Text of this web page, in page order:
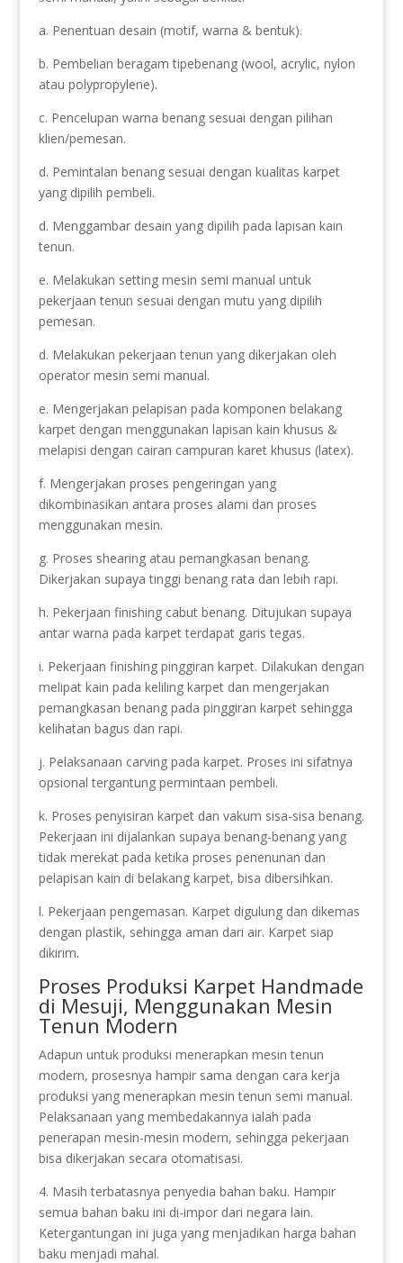
a. Penentuan desain (motif, warna & bentuk).
b. Pembelian beragam tipebenang (wool, acrylic, nylon
atau polypropylene).
c. Pencelupan warna benang sesuai dengan pilihan
klien/pemesan.
d. Pemintalan benang sesuai dengan kualitas karpet
yang dipilih pembeli.
d. Menggambar desain yang dipilih pada lapisan kain
tenun.
e. Melakukan setting mesin semi manual untuk
pekerjaan tenun sesuai dengan mutu yang dipilih
pemesan.
d. Melakukan pekerjaan tenun yang dikerjakan oleh
operator mesin semi manual.
e. Mengerjakan pelapisan pada komponen belakang
karpet dengan menggunakan lapisan kain khusus &
melapisi dengan cairan campuran karet khusus (latex).
f. Mengerjakan proses pengeringan yang
dikombinasikan antara proses alami dan proses
menggunakan mesin.
g. Proses shearing atau pemangkasan benang.
Dikerjakan supaya tinggi benang rata dan lebih rapi.
h. Pekerjaan finishing cabut benang. Ditujukan supaya
antar warna pada karpet terdapat garis tegas.
i. Pekerjaan finishing pinggiran karpet. Dilakukan dengan
melipat kain pada keliling karpet dan mengerjakan
pemangkasan benang pada pinggiran karpet sehingga
kelihatan bagus dan rapi.
j. Pelaksanaan carving pada karpet. Proses ini sifatnya
opsional tergantung permintaan pembeli.
k. Proses penyisiran karpet dan vakum sisa-sisa benang.
Pekerjaan ini dijalankan supaya benang-benang yang
tidak merekat pada ketika proses penenunan dan
pelapisan kain di belakang karpet, bisa dibersihkan.
l. Pekerjaan pengemasan. Karpet digulung dan dikemas
dengan plastik, sehingga aman dari air. Karpet siap
dikirim.
Proses Produksi Karpet Handmade
di Mesuji, Menggunakan Mesin
Tenun Modern
Adapun untuk produksi menerapkan mesin tenun
modern, prosesnya hampir sama dengan cara kerja
produksi yang menerapkan mesin tenun semi manual.
Pelaksanaan yang membedakannya ialah pada
penerapan mesin-mesin modern, sehingga pekerjaan
bisa dikerjakan secara otomatisasi.
4. Masih terbatasnya penyedia bahan baku. Hampir
semua bahan baku ini di-impor dari negara lain.
Ketergantungan ini juga yang menjadikan harga bahan
baku menjadi mahal.